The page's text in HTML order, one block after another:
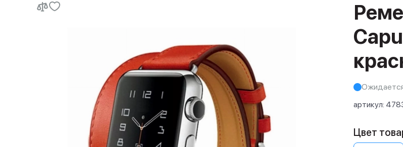
артикул:
Цвет